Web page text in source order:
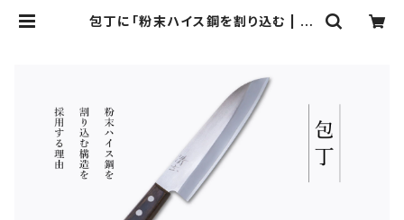
包丁に「粉末ハイス鋼を割り込む | 河